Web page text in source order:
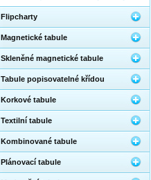
Flipcharty
Magnetické tabule
Skleněné magnetické tabule
Tabule popisovatelné křídou
Korkové tabule
Textilní tabule
Kombinované tabule
Plánovací tabule